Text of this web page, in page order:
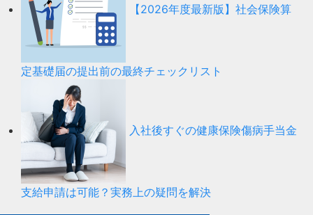
【2026年度最新版】社会保険算
定基礎届の提出前の最終チェックリスト
入社後すぐの健康保険傷病手当金
支給申請は可能？実務上の疑問を解決